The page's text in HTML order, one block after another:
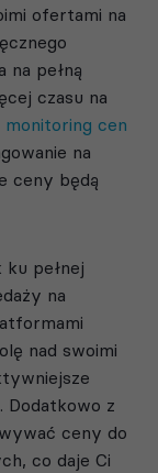
ofertami na
na pełną
czasu na
monitoring cen
na
ceny będą
pełnej
na
nad swoimi
Dodatkowo z
ceny do
co daje Ci